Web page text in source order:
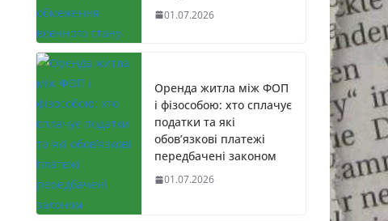
01.07.2026
Оренда житла між ФОП
і фізособою: хто сплачує
податки та які
обов’язкові платежі
передбачені законом
01.07.2026